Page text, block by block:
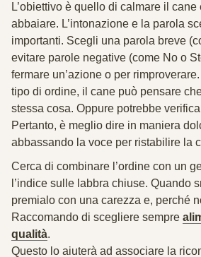
L’obiettivo è quello di calmare il cane
abbaiare. L’intonazione e la parola
importanti. Scegli una parola breve
evitare parole negative (come No o
fermare un’azione o per
tipo di ordine, il cane può pensare
stessa cosa. Oppure potrebbe
Pertanto, è meglio dire in maniera
abbassando la voce per ristabilire la
Cerca di combinare l’ordine con un
l’indice sulle labbra chiuse. Quando
premialo con una carezza e, perché
Raccomando di scegliere sempre
qualità.
Questo lo aiuterà ad associare la